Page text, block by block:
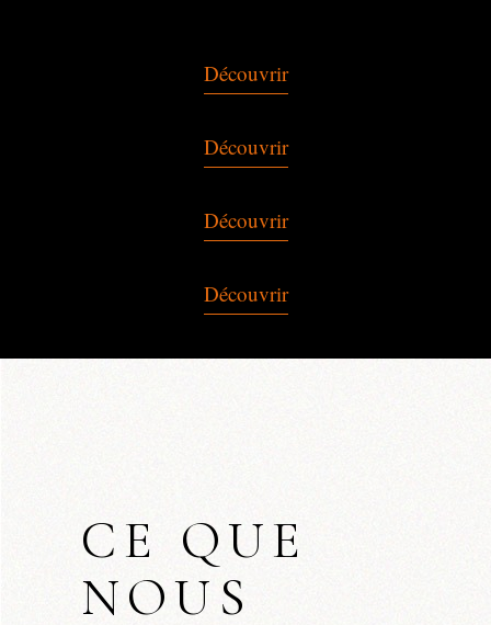
Découvrir
Découvrir
Découvrir
Découvrir
CE QUE
NOUS